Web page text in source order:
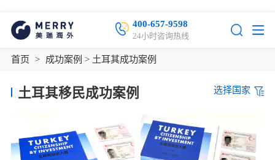
400-657-9598
24小时咨询热线
首页 > 成功案例 > 土耳其成功案例
土耳其移民成功案例 选择国家